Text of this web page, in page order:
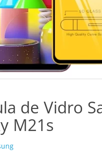
de Vidro
M21s